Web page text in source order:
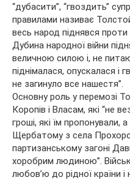
“дубасити”, “гвоздить”
правилами називає
весь народ піднявся проти
Дубина народної війни
величною силою і, не
піднімалася, опускалася і
не загинуло все нашестя”.
Основну роль у перемозі
Коропів і Власам, які “не
гроші, які їм пропонували,
Щербатому з села
партизанському загоні
хоробрим людиною”.
любов’ю до рідної країни